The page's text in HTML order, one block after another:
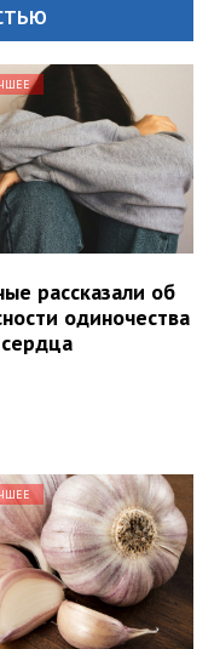
рассказали об
одиночества